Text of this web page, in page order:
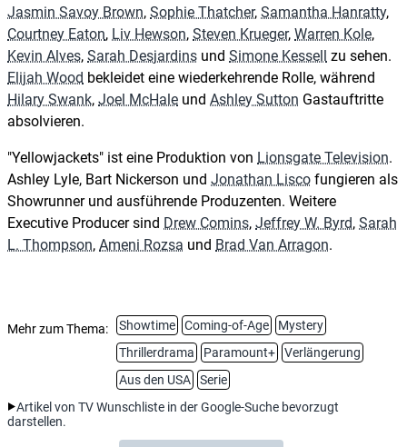
Jasmin Savoy Brown, Sophie Thatcher, Samantha Hanratty,
Courtney Eaton, Liv Hewson, Steven Krueger, Warren Kole,
Kevin Alves, Sarah Desjardins und Simone Kessell zu sehen.
Elijah Wood bekleidet eine wiederkehrende Rolle, während
Hilary Swank, Joel McHale und Ashley Sutton Gastauftritte
absolvieren.
"Yellowjackets" ist eine Produktion von Lionsgate Television.
Ashley Lyle, Bart Nickerson und Jonathan Lisco fungieren als
Showrunner und ausführende Produzenten. Weitere
Executive Producer sind Drew Comins, Jeffrey W. Byrd, Sarah
L. Thompson, Ameni Rozsa und Brad Van Arragon.
Mehr zum Thema: Showtime Coming-of-Age
Mystery
Thrillerdrama
Paramount+
Verlängerung
Aus den USA
Serie
Artikel von TV Wunschliste in der Google-Suche bevorzugt
darstellen.